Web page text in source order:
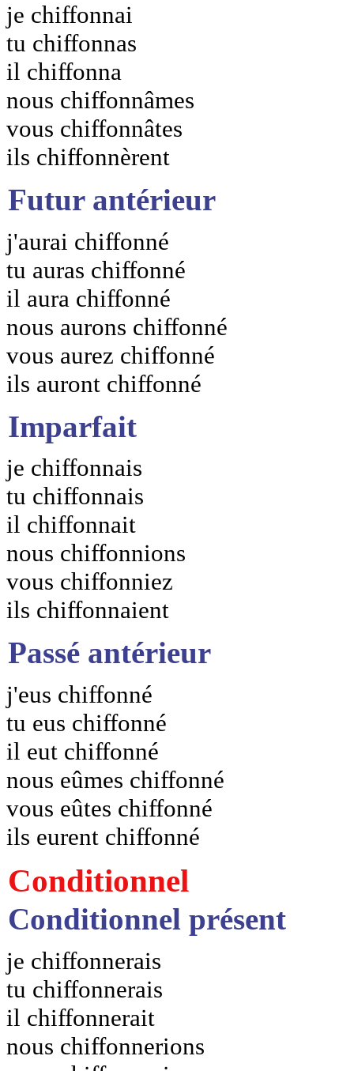
je chiffonnai
tu chiffonnas
il chiffonna
nous chiffonnâmes
vous chiffonnâtes
ils chiffonnèrent
Futur antérieur
j'aurai chiffonné
tu auras chiffonné
il aura chiffonné
nous aurons chiffonné
vous aurez chiffonné
ils auront chiffonné
Imparfait
je chiffonnais
tu chiffonnais
il chiffonnait
nous chiffonnions
vous chiffonniez
ils chiffonnaient
Passé antérieur
j'eus chiffonné
tu eus chiffonné
il eut chiffonné
nous eûmes chiffonné
vous eûtes chiffonné
ils eurent chiffonné
Conditionnel
Conditionnel présent
je chiffonnerais
tu chiffonnerais
il chiffonnerait
nous chiffonnerions